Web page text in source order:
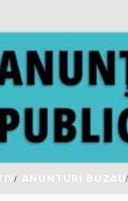
ANUNTURI BUZAU